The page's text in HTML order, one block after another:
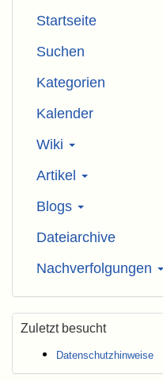
Startseite
Suchen
Kategorien
Kalender
Wiki
Artikel
Blogs
Dateiarchive
Nachverfolgungen
Zuletzt besucht
Datenschutzhinweise